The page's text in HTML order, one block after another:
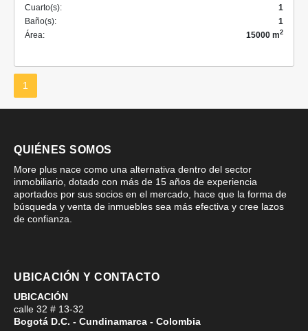
Cuarto(s):
1
Baño(s):
1
Área:
15000 m2
1
QUIÉNES SOMOS
More plus nace como una alternativa dentro del sector
inmobiliario, dotado con más de 15 años de experiencia
aportados por sus socios en el mercado, hace que la forma de
búsqueda y venta de inmuebles sea más efectiva y cree lazos
de confianza.
UBICACIÓN Y CONTACTO
UBICACIÓN
calle 32 # 13-32
Bogotá D.C. - Cundinamarca - Colombia